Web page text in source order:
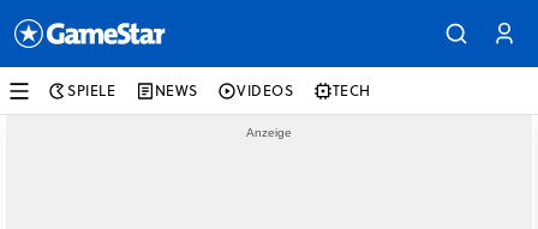
SPIELE NEWS VIDEOS TECH